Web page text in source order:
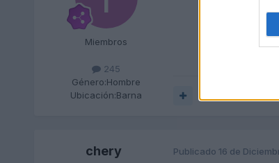
Miembros
245
Género:Hombre
Ubicación:Barna
chery Publicado 16 de